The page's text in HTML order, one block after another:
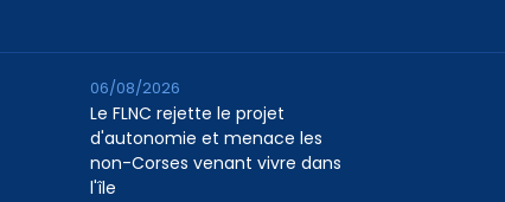
Le FLNC rejette le projet
d'autonomie et menace les
non-Corses venant vivre dans
l'île
06/08/2026